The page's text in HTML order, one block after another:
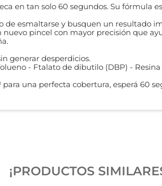
en tan solo 60 segundos. Su fórmula
de esmaltarse y busquen un resultado
pincel con mayor precisión que
generar desperdicios.
- Ftalato de dibutilo (DBP) -
una perfecta cobertura, esperá 60
¡PRODUCTOS